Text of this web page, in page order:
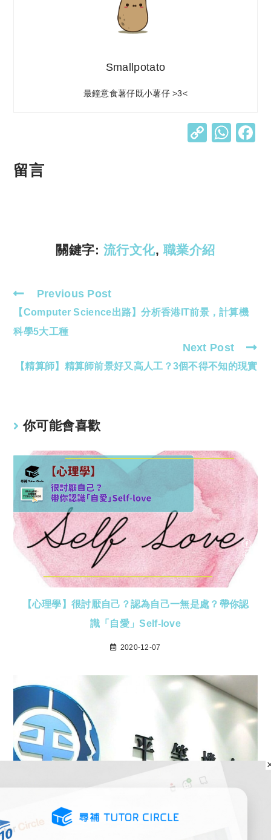
Smallpotato
最鐘意食薯仔既小薯仔 >3<
C W
留言
關鍵字: 流行文化, 職業介紹
Read
more
articles
Previous Post
【Computer Science出路】分析香港IT前景，計算機
科學5大工種
Next Post
【精算師】精算師前景好又高人工？3個不得不知的現實
你可能會喜歡
【心理學】很討厭自己？認為自己一無是處？帶你認
識「自愛」Self-love
2020-12-07